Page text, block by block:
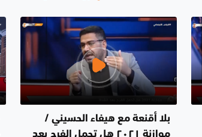
بلا أقنعة مع هيفاء الحسيني /
موازنة ٢٠٢١ هل تحمل الفرج بعد